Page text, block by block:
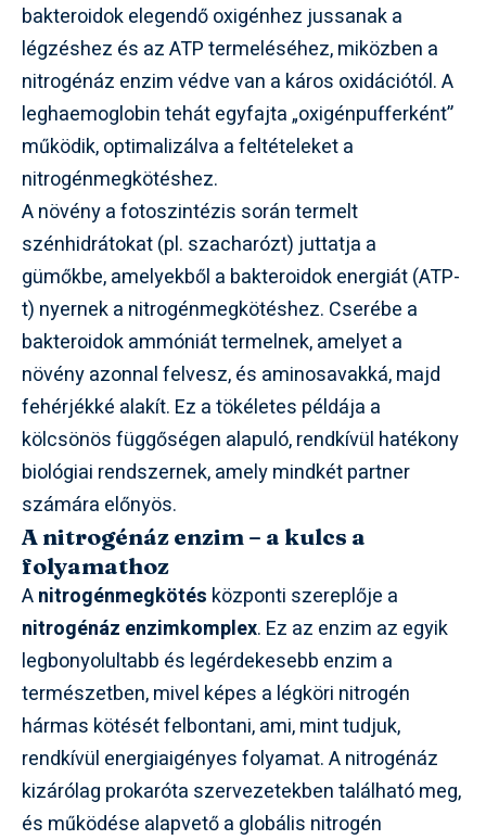
bakteroidok elegendő oxigénhez jussanak a
légzéshez és az ATP termeléséhez, miközben a
nitrogénáz enzim védve van a káros oxidációtól. A
leghaemoglobin tehát egyfajta „oxigénpufferként”
működik, optimalizálva a feltételeket a
nitrogénmegkötéshez.
A növény a fotoszintézis során termelt
szénhidrátokat (pl. szacharózt) juttatja a
gümőkbe, amelyekből a bakteroidok energiát (ATP-
t) nyernek a nitrogénmegkötéshez. Cserébe a
bakteroidok ammóniát termelnek, amelyet a
növény azonnal felvesz, és aminosavakká, majd
fehérjékké alakít. Ez a tökéletes példája a
kölcsönös függőségen alapuló, rendkívül hatékony
biológiai rendszernek, amely mindkét partner
számára előnyös.
A nitrogénáz enzim – a kulcs a
folyamathoz
Anitrogénmegkötés központi szereplője a
nitrogénáz enzimkomplex. Ez az enzim az egyik
legbonyolultabb és legérdekesebb enzim a
természetben, mivel képes a légköri nitrogén
hármas kötését felbontani, ami, mint tudjuk,
rendkívül energiaigényes folyamat. A nitrogénáz
kizárólag prokaróta szervezetekben található meg,
és működése alapvető a globális nitrogén